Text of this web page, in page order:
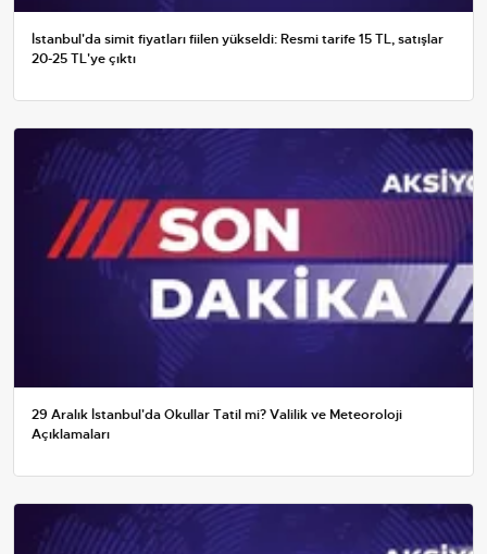
İstanbul'da simit fiyatları fiilen yükseldi: Resmi tarife 15 TL, satışlar
20-25 TL'ye çıktı
29 Aralık İstanbul'da Okullar Tatil mi? Valilik ve Meteoroloji
Açıklamaları